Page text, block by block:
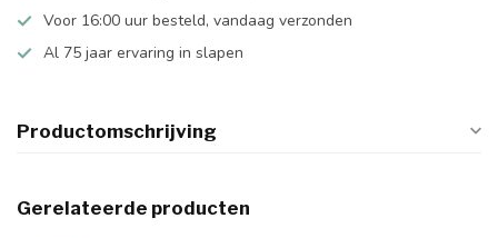
Voor 16:00 uur besteld, vandaag verzonden
Al 75 jaar ervaring in slapen
Productomschrijving
Gerelateerde producten